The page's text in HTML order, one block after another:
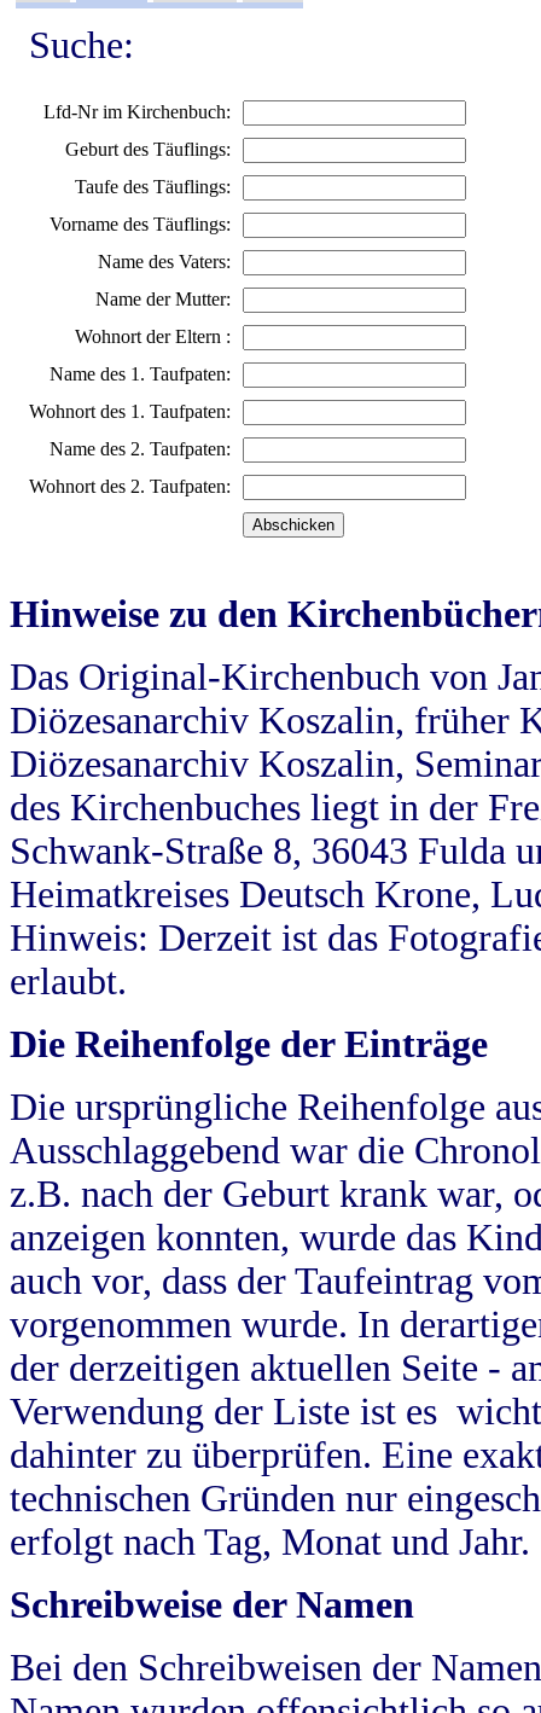
Suche:
Lfd-Nr im Kirchenbuch:
Geburt des Täuflings:
Taufe des Täuflings:
Vorname des Täuflings:
Name des Vaters:
Name der Mutter:
Wohnort der Eltern :
Name des 1. Taufpaten:
Wohnort des 1. Taufpaten:
Name des 2. Taufpaten:
Wohnort des 2. Taufpaten:
Hinweise zu den
Das Original-Kirchenbuch von
Diözesanarchiv Koszalin, früher
Diözesanarchiv Koszalin,
des Kirchenbuches liegt in der
Schwank-Straße 8, 36043 Fulda
Heimatkreises Deutsch Krone,
Hinweis: Derzeit ist das
erlaubt.
Die Reihenfolge der Einträge
Die ursprüngliche Reihenfolge
Ausschlaggebend war die
z.B. nach der Geburt krank war,
anzeigen konnten, wurde das
auch vor, dass der Taufeintrag
vorgenommen wurde. In
der derzeitigen aktuellen Seite -
Verwendung der Liste ist es
dahinter zu überprüfen. Eine
technischen Gründen nur
erfolgt nach Tag, Monat und Jahr.
Schreibweise der Namen
Bei den Schreibweisen der